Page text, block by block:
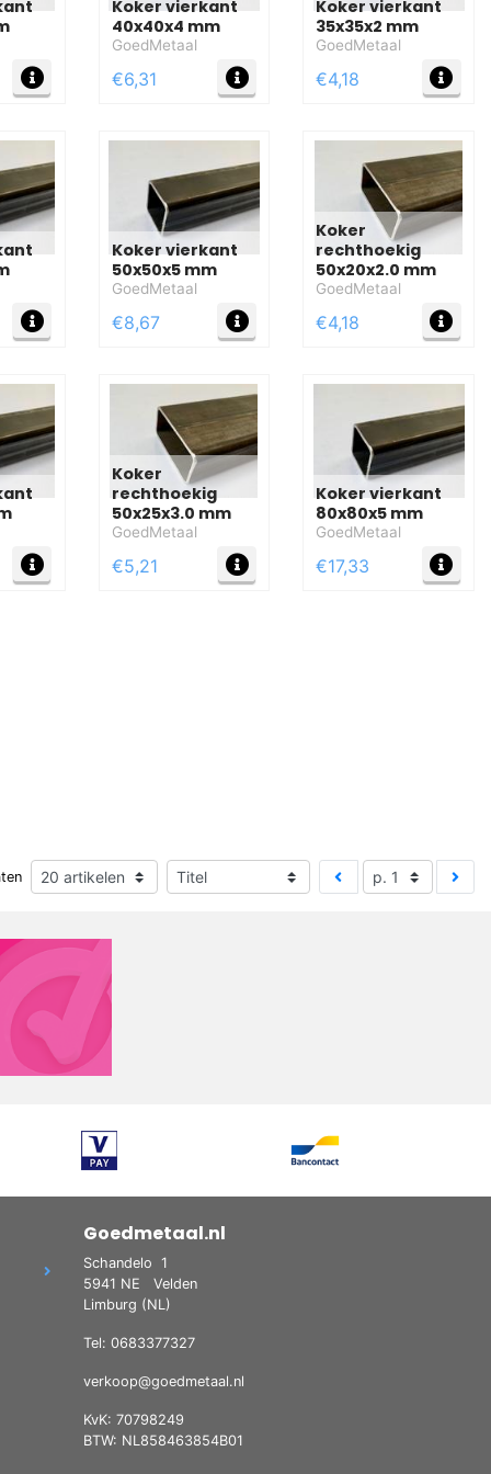
MEER INFO
Koker vierkant
40x40x4 mm
GoedMetaal
€6,31 MEER INFO
Koker vierkant
35x35x2 mm
GoedMetaal
€4,18
MEER INFO
Koker vierkant
50x50x5 mm
GoedMetaal
€8,67 MEER INFO
Koker
rechthoekig
50x20x2.0 mm
GoedMetaal
€4,18
MEER INFO
Koker
rechthoekig
50x25x3.0 mm
GoedMetaal
€5,21 MEER INFO
Koker vierkant
80x80x5 mm
GoedMetaal
€17,33
Goedmetaal.nl
Schandelo 1
5941 NE
Velden
Limburg (NL)
Tel: 0683377327
verkoop@goedmetaal.nl
KvK: 70798249
BTW: NL858463854B01